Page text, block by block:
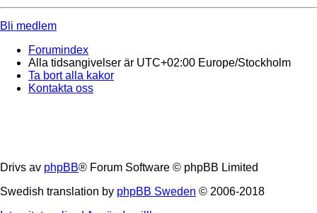
Bli medlem
Forumindex
Alla tidsangivelser är UTC+02:00 Europe/Stockholm
Ta bort alla kakor
Kontakta oss
Drivs av phpBB® Forum Software © phpBB Limited
Swedish translation by phpBB Sweden © 2006-2018